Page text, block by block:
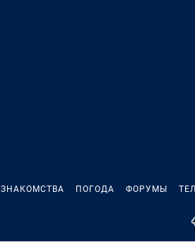
ЗНАКОМСТВА ПОГОДА ФОРУМЫ